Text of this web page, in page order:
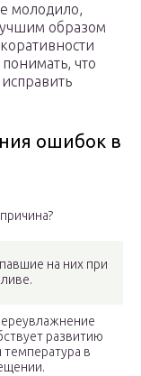
молодило,
образом
что
ошибок в
на них при
развитию
температура в